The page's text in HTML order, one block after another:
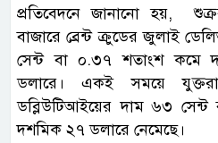
প্রতিবেদনে জানানো হয়,
বাজারে ব্রেন্ট ক্রুডের জুলাই
সেন্ট বা ০.৩৭ শতাংশ কমে
ডলারে। একই সময়ে
ডব্লিউটিআইয়ের দাম ৬৩
দশমিক ২৭ ডলারে নেমেছে।